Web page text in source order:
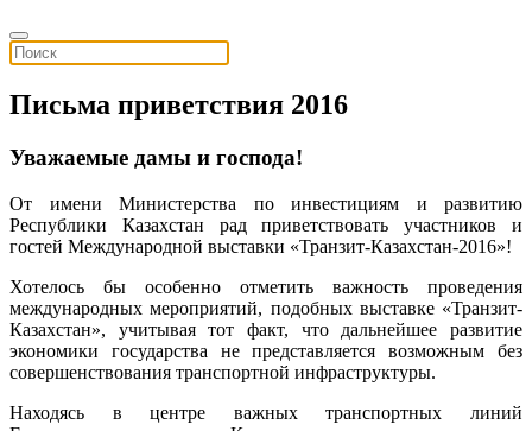
Письма приветствия 2016
Уважаемые дамы и господа!
От имени Министерства по инвестициям и развитию
Республики Казахстан рад приветствовать участников и
гостей Международной выставки «Транзит-Казахстан-2016»!
Хотелось бы особенно отметить важность проведения
международных мероприятий, подобных выставке «Транзит-
Казахстан», учитывая тот факт, что дальнейшее развитие
экономики государства не представляется возможным без
совершенствования транспортной инфраструктуры.
Находясь в центре важных транспортных линий